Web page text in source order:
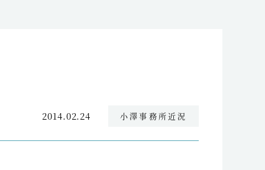
2014.02.24 小澤事務所近況